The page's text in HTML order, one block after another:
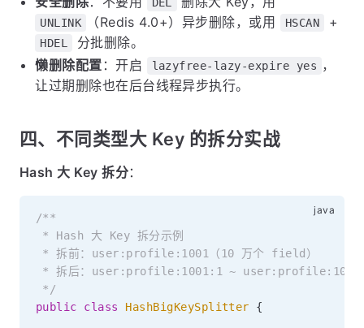
DEL
UNLINK （Redis 4.0+）异步删除，或用 HSCAN +
HDEL
分批删除。
懒删除配置 ：开启 lazyfree-lazy-expire yes ，
让过期删除也在后台线程异步执行。
四、不同类型大 Key 的拆分实战
Hash 大 Key 拆分：
/**
* Hash 大 Key 拆分示例
* 拆前：user:profile:1001（10 万个 field）
* 拆后：user:profile:1001:1 ~
*/
public
class HashBigKeySplitter {